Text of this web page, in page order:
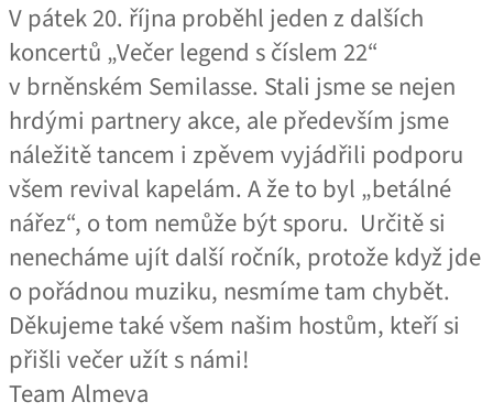
V pátek 20. října proběhl jeden z dalších
koncertů „Večer legend s číslem 22“
v brněnském Semilasse. Stali jsme se nejen
hrdými partnery akce, ale především jsme
náležitě tancem i zpěvem vyjádřili podporu
všem revival kapelám. A že to byl „betálné
nářez“, o tom nemůže být sporu. Určitě si
nenecháme ujít další ročník, protože když jde
o pořádnou muziku, nesmíme tam chybět.
Děkujeme také všem našim hostům, kteří si
přišli večer užít s námi!
Team Almeva